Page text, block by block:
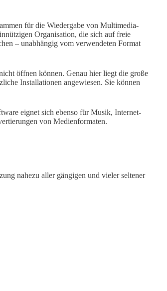
für die Wiedergabe von Multimedia-
Organisation, die sich auf freie
– unabhängig vom verwendeten Format
öffnen können. Genau hier liegt die große
Installationen angewiesen. Sie können
eignet sich ebenso für Musik, Internet-
von Medienformaten.
nahezu aller gängigen und vieler seltener